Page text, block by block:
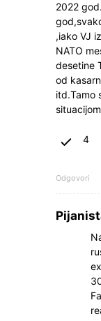
2022
,iako VJ
NATO
desetine
od
itd.Tamo
4
Odgovori